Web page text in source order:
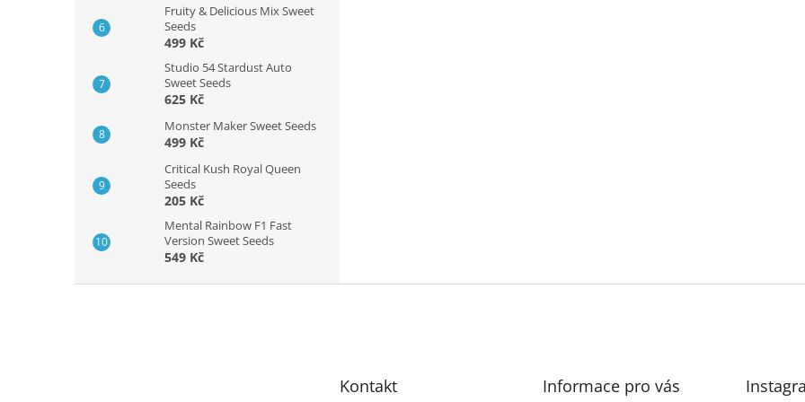
Fruity & Delicious Mix Sweet
Seeds
499 Kč
Studio 54 Stardust Auto
Sweet Seeds
625 Kč
Monster Maker Sweet Seeds
499 Kč
Critical Kush Royal Queen
Seeds
205 Kč
Mental Rainbow F1 Fast
Version Sweet Seeds
549 Kč
Kontakt Informace pro vás